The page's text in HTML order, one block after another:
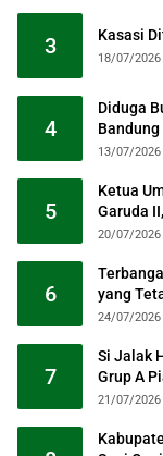
3 Kasasi
18/07/2026
4
Diduga
13/07/2026
5
Ketua
Garuda
20/07/2026
6
yang
24/07/2026
7
Si Jalak
Grup A
21/07/2026